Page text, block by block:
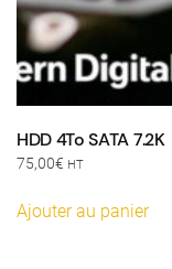
HDD 4To SATA 7.2K
75,00€ HT
Ajouter au panier